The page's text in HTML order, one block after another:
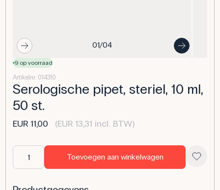
01/04
9 op voorraad
Artikelnr. 014310
Serologische pipet, steriel, 10 ml,
50 st.
EUR 11,00 (EUR 13,31 incl. BTW)
Toevoegen aan winkelwagen